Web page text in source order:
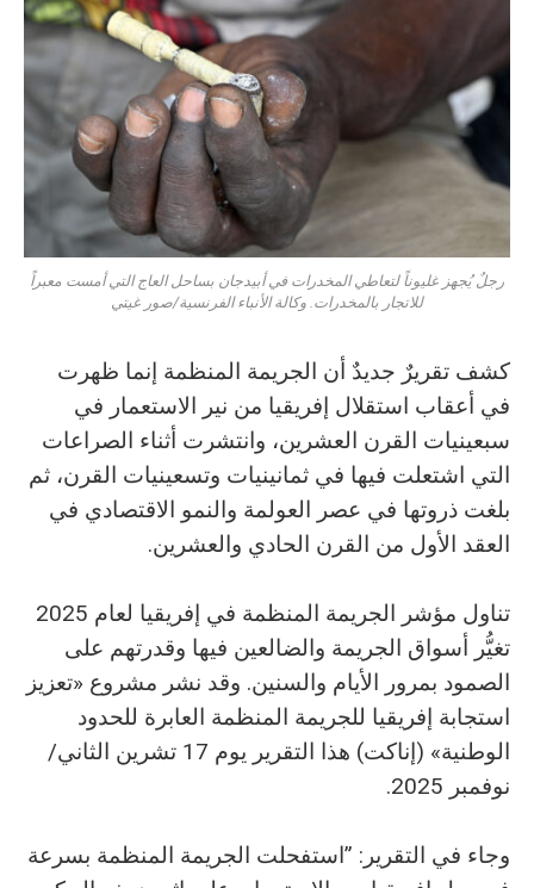
رجلٌ يُجهز غليوناً لتعاطي المخدرات في أبيدجان بساحل العاج التي أمست معبراً
للاتجار بالمخدرات. وكالة الأنباء الفرنسية/صور غيتي
كشف تقريرٌ جديدٌ أن الجريمة المنظمة إنما ظهرت
في أعقاب استقلال إفريقيا من نير الاستعمار في
سبعينيات القرن العشرين، وانتشرت أثناء الصراعات
التي اشتعلت فيها في ثمانينيات وتسعينيات القرن، ثم
بلغت ذروتها في عصر العولمة والنمو الاقتصادي في
العقد الأول من القرن الحادي والعشرين.
تناول مؤشر الجريمة المنظمة في إفريقيا لعام 2025
تغيُّر أسواق الجريمة والضالعين فيها وقدرتهم على
الصمود بمرور الأيام والسنين. وقد نشر مشروع «تعزيز
استجابة إفريقيا للجريمة المنظمة العابرة للحدود
الوطنية» (إناكت) هذا التقرير يوم 17 تشرين الثاني/
نوفمبر 2025.
وجاء في التقرير: ”استفحلت الجريمة المنظمة بسرعة